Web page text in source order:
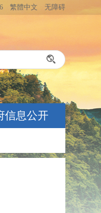
繁體中文 无障碍
信息公开